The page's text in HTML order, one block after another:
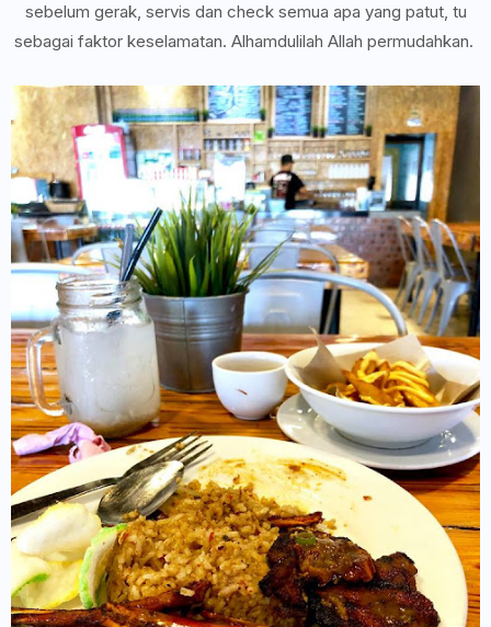
sebelum gerak, servis dan check semua apa yang patut, tu
sebagai faktor keselamatan. Alhamdulilah Allah permudahkan.